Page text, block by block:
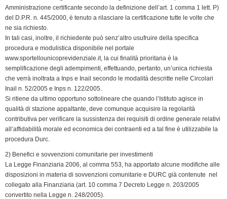
Amministrazione certificante secondo la definizione dell’art. 1 comma 1 lett. P)
del D.P.R. n. 445/2000, è tenuto a rilasciare la certificazione tutte le volte che
ne sia richiesto.
In tali casi, inoltre, il richiedente può senz’altro usufruire della specifica
procedura e modulistica disponibile nel portale
www.sportellounicoprevidenziale.it, la cui finalità prioritaria è la
semplificazione degli adempimenti, effettuando, pertanto, un’unica richiesta
che verrà inoltrata a Inps e Inail secondo le modalità descritte nelle Circolari
Inail n. 52/2005 e Inps n. 122/2005.
Si ritiene da ultimo opportuno sottolineare che quando l’Istituto agisce in
qualità di stazione appaltante, deve comunque acquisire la regolarità
contributiva per verificare la sussistenza dei requisiti di ordine generale relativi
all’affidabilità morale ed economica dei contraenti ed a tal fine è utilizzabile la
procedura Durc.
2) Benefici e sovvenzioni comunitarie per investimenti
La Legge Finanziaria 2006, al comma 553, ha apportato alcune modifiche alle
disposizioni in materia di sovvenzioni comunitarie e DURC già contenute nel
collegato alla Finanziaria (art. 10 comma 7 Decreto Legge n. 203/2005
convertito nella Legge n. 248/2005).